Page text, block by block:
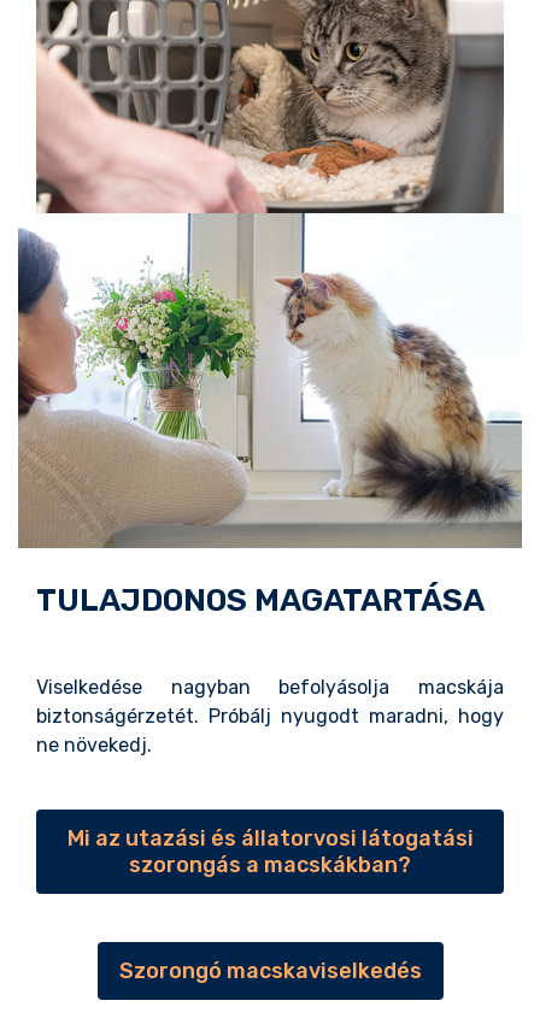
TULAJDONOS MAGATARTÁSA
Viselkedése nagyban befolyásolja macskája
biztonságérzetét. Próbálj nyugodt maradni, hogy
ne növekedj.
Mi az utazási és állatorvosi látogatási
szorongás a macskákban?
Szorongó macskaviselkedés